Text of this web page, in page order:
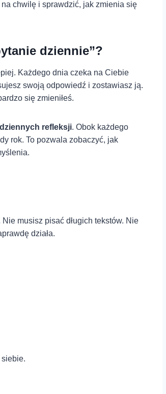
chwilę i sprawdzić, jak zmienia się
dziennie”?
Każdego dnia czeka na Ciebie
swoją odpowiedź i zostawiasz ją.
się zmieniłeś.
refleksji. Obok każdego
rok. To pozwala zobaczyć, jak
musisz pisać długich tekstów. Nie
działa.
siebie.